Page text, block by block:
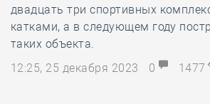
двадцать три спортивных
катками, а в следующем году
таких объекта.
12:25, 25 декабря 2023
0 1477